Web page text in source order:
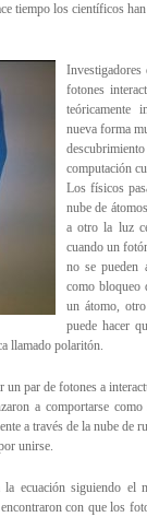
tiempo los científicos
fotones
teóricamente
nueva forma
computación
Los físicos
nube de
a otro la luz
cuando un
no se pueden
como bloqueo
un átomo,
puede hacer
llamado polaritón.
par de fotones a
a comportarse
a través de la nube de
unirse.
ecuación siguiendo el
con que los